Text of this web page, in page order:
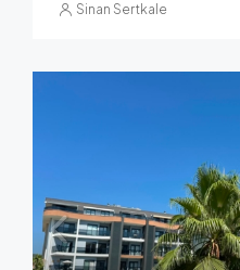
Sinan Sertkale